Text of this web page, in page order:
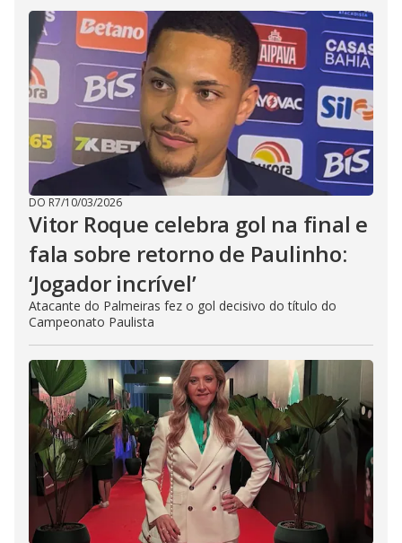
DO R7/10/03/2026
Vitor Roque celebra gol na final e
fala sobre retorno de Paulinho:
‘Jogador incrível’
Atacante do Palmeiras fez o gol decisivo do título do
Campeonato Paulista